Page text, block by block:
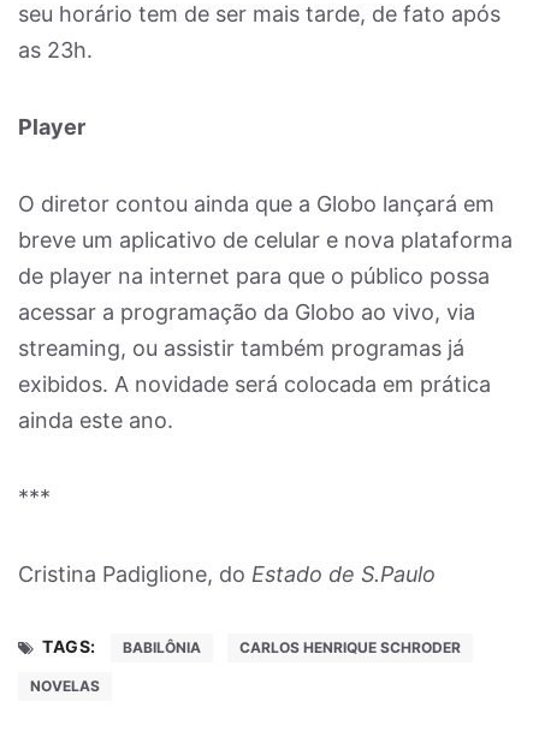
seu horário tem de ser mais tarde, de fato após
as 23h.
Player
O diretor contou ainda que a Globo lançará em
breve um aplicativo de celular e nova plataforma
de player na internet para que o público possa
acessar a programação da Globo ao vivo, via
streaming, ou assistir também programas já
exibidos. A novidade será colocada em prática
ainda este ano.
***
Cristina Padiglione, do Estado de S.Paulo
TAGS: BABILÔNIA CARLOS HENRIQUE SCHRODER
NOVELAS